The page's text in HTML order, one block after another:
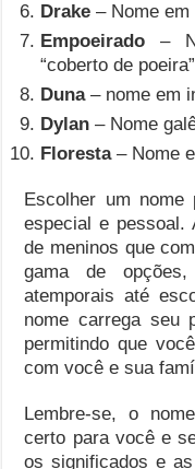
Drake – Nome em
Empoeirado –
“coberto de
Duna– nome em
Dylan – Nome
Floresta– Nome
Escolher um
especial e pessoal.
de meninos que
gama de
atemporais até
nome carrega seu
permitindo que
com você e sua
Lembre-se, o
certo para você e
os significados e